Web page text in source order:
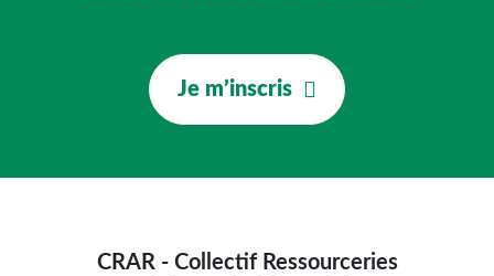
Je m’inscris
CRAR - Collectif Ressourceries